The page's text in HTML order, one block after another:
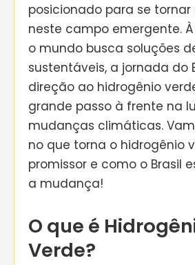
posicionado para se
neste campo emergente.
o mundo busca soluções
sustentáveis, a jornada do
direção ao hidrogênio
grande passo à frente na
mudanças climáticas.
no que torna o hidrogênio
promissor e como o Brasil
a mudança!
O que é
Verde?